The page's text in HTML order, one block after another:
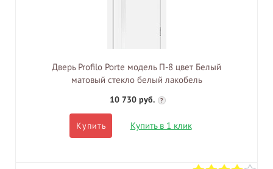
Дверь Profilo Porte модель П-8 цвет Белый
матовый стекло белый лакобель
10 730 руб. ?
Купить Купить в 1 клик